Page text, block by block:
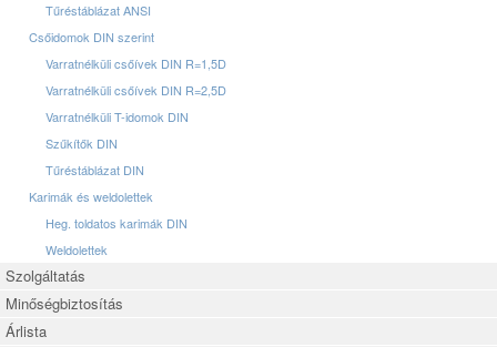
Tűréstáblázat ANSI
Csőidomok DIN szerint
Varratnélküli csőívek DIN R=1,5D
Varratnélküli csőívek DIN R=2,5D
Varratnélküli T-idomok DIN
Szűkítők DIN
Tűréstáblázat DIN
Karimák és weldolettek
Heg. toldatos karimák DIN
Weldolettek
Szolgáltatás
Minőségbiztosítás
Árlista